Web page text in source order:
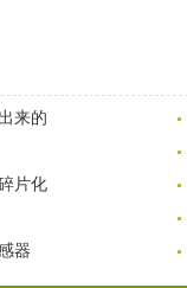
来的
片化
器